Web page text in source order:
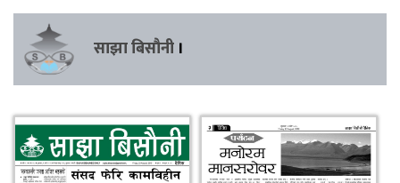
साझा बिसौनी ।